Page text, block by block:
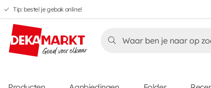
Overslaan
naar
hoofdnavigatie
Overslaan
naar
hoofdinhoud
Overslaan
naar
voettekstinhoud
Overslaan
naar
aanbiedingen
Tip: bestel je gebak online!